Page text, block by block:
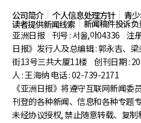
公司简介 个人信息处理方针 青
读者提供新闻线索
新闻稿件投诉负
亚洲日报
刊号 : 서울,아04336 注
日报》发行人及总编辑 : 郭永吉、
街13号三共大厦11楼 创刊日期 :
人 : 王海纳 电话 : 02-739-2171
《亚洲日报》将遵守互联网新闻委
刊登的各种新闻、信息和各种专题
未经协议授权, 禁止随意转载、复制